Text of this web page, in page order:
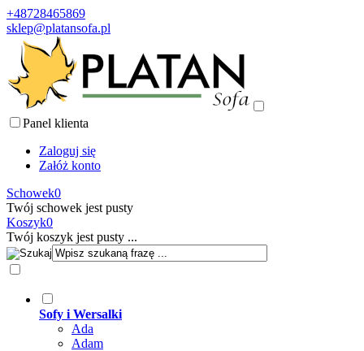
+48728465869
sklep@platansofa.pl
Panel klienta
Zaloguj się
Załóż konto
Schowek0
Twój schowek jest pusty
Koszyk0
Twój koszyk jest pusty ...
Sofy i Wersalki
Ada
Adam